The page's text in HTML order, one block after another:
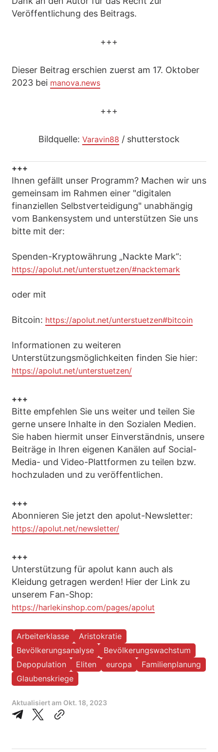
Veröffentlichung des Beitrags.
+++
Dieser Beitrag erschien zuerst am 17. Oktober
2023 bei manova.news
+++
Bildquelle: Varavin88 / shutterstock
+++
Ihnen gefällt unser Programm? Machen wir uns
gemeinsam im Rahmen einer "digitalen
finanziellen Selbstverteidigung" unabhängig
vom Bankensystem und unterstützen Sie uns
bitte mit der:
Spenden-Kryptowährung „Nackte Mark“:
https://apolut.net/unterstuetzen/#nacktemark
oder mit
Bitcoin: https://apolut.net/unterstuetzen#bitcoin
Informationen zu weiteren
Unterstützungsmöglichkeiten finden Sie hier:
https://apolut.net/unterstuetzen/
+++
Bitte empfehlen Sie uns weiter und teilen Sie
gerne unsere Inhalte in den Sozialen Medien.
Sie haben hiermit unser Einverständnis, unsere
Beiträge in Ihren eigenen Kanälen auf Social-
Media- und Video-Plattformen zu teilen bzw.
hochzuladen und zu veröffentlichen.
+++
Abonnieren Sie jetzt den apolut-Newsletter:
https://apolut.net/newsletter/
+++
Unterstützung für apolut kann auch als
Kleidung getragen werden! Hier der Link zu
unserem Fan-Shop:
https://harlekinshop.com/pages/apolut
Arbeiterklasse
Aristokratie
Bevölkerungsanalyse
Bevölkerungswachstum
Depopulation
Eliten europa
Familienplanung
Glaubenskriege
Aktualisiert am Okt. 18, 2023